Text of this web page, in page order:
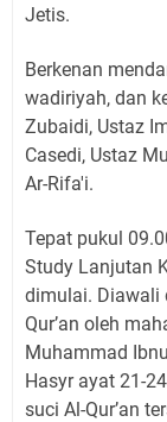
Jetis.
Berkenan
wadiriyah, dan
Zubaidi, Ustaz
Casedi, Ustaz
Ar-Rifa'i.
Tepat pukul
Study Lanjutan
dimulai. Diawali
Qur’an oleh
Muhammad
Hasyr ayat 21-
suci Al-Qur’an